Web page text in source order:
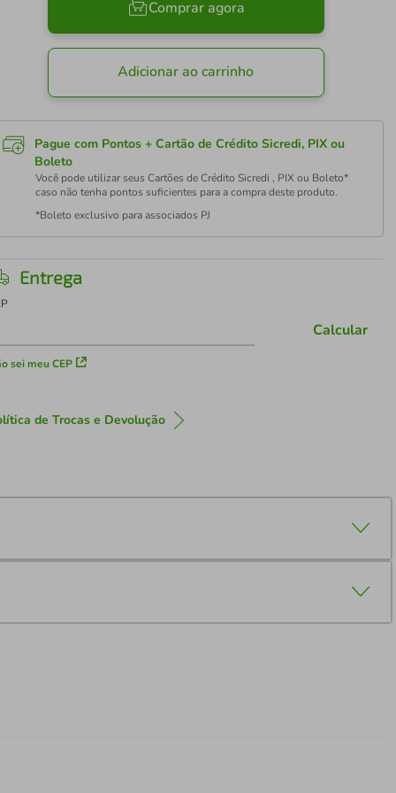
Comprar agora
Adicionar ao carrinho
Pague com Pontos + Cartão de Crédito Sicredi, PIX ou
Boleto
Você pode utilizar seus Cartões de Crédito Sicredi , PIX ou Boleto*
caso não tenha pontos suficientes para a compra deste produto.
*Boleto exclusivo para associados PJ
Entrega
sei meu CEP
Calcular
de Trocas e Devolução